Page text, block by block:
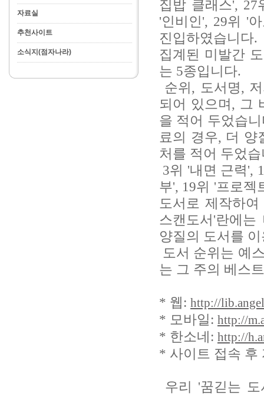
자료실
추천사이트
소식지(점자나라)
집밥 클래스',
'인비인', 29위 '
진입하였습니다
집계된 미발간
는 5종입니다.
순위, 도서명,
되어 있으며, 그
을 적어 두었습
료의 경우, 더 양
처를 적어 두었
3위 '내면 근력',
부', 19위 '프로젝
도서로 제작하
스캔도서'란에
양질의 도서를
도서 순위는 예
는 그 주의 베스
* 웹: http://
* 모바일: http://
* 한소네: http://
* 사이트 접속 후
우리 '꿈긷는 도